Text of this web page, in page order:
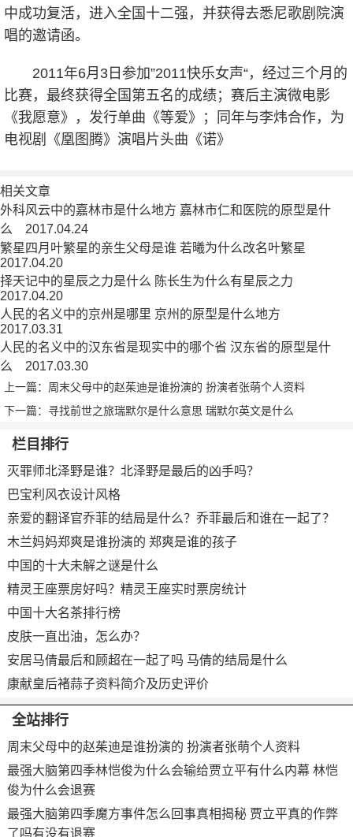
中成功复活，进入全国十二强，并获得去悉尼歌剧院演
唱的邀请函。
2011年6月3日参加”2011快乐女声“，经过三个月的
比赛，最终获得全国第五名的成绩；赛后主演微电影
《我愿意》，发行单曲《等爱》；同年与李炜合作，为
电视剧《凰图腾》演唱片头曲《诺》
相关文章
外科风云中的嘉林市是什么地方 嘉林市仁和医院的原型是什
么
2017.04.24
繁星四月叶繁星的亲生父母是谁 若曦为什么改名叶繁星
2017.04.20
择天记中的星辰之力是什么 陈长生为什么有星辰之力
2017.04.20
人民的名义中的京州是哪里 京州的原型是什么地方
2017.03.31
人民的名义中的汉东省是现实中的哪个省 汉东省的原型是什
么
2017.03.30
上一篇： 周末父母中的赵茱迪是谁扮演的 扮演者张萌个人资料
下一篇： 寻找前世之旅瑞默尔是什么意思 瑞默尔英文是什么
栏目排行
灭罪师北泽野是谁？北泽野是最后的凶手吗？
巴宝利风衣设计风格
亲爱的翻译官乔菲的结局是什么？乔菲最后和谁在一起了？
木兰妈妈郑爽是谁扮演的 郑爽是谁的孩子
中国的十大未解之谜是什么
精灵王座票房好吗？精灵王座实时票房统计
中国十大名茶排行榜
皮肤一直出油，怎么办？
安居马倩最后和顾超在一起了吗 马倩的结局是什么
康献皇后褚蒜子资料简介及历史评价
全站排行
周末父母中的赵茱迪是谁扮演的 扮演者张萌个人资料
最强大脑第四季林恺俊为什么会输给贾立平有什么内幕 林恺
俊为什么会退赛
最强大脑第四季魔方事件怎么回事真相揭秘 贾立平真的作弊
了吗有没有退赛